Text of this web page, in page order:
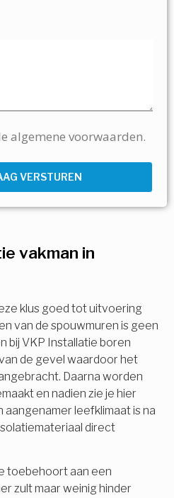
vakman in
klus goed tot uitvoering
van de spouwmuren is geen
bij VKP Installatie boren
de gevel waardoor het
Daarna worden
en nadien zie je hier
aangenamer leefklimaat is na
direct
toebehoort aan een
zult maar weinig hinder
algemene voorwaarden.
VERSTUREN